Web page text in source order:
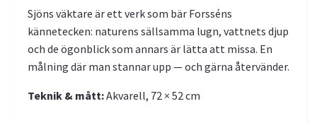
Sjöns väktare är ett verk som bär Forsséns
kännetecken: naturens sällsamma lugn, vattnets djup
och de ögonblick som annars är lätta att missa. En
målning där man stannar upp — och gärna återvänder.
Teknik & mått:Akvarell, 72 × 52 cm